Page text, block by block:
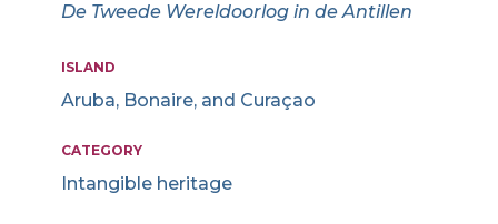
De Tweede Wereldoorlog in de Antillen
ISLAND
Aruba, Bonaire, and Curaçao
CATEGORY
Intangible heritage